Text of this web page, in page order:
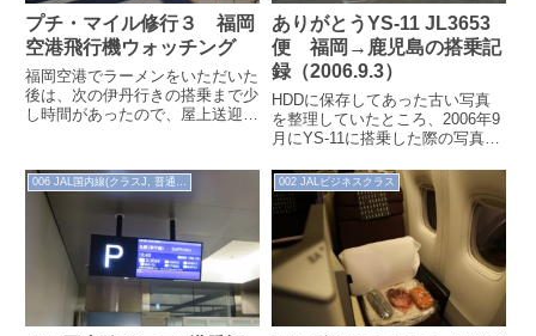
プチ・マイル修行３ 福岡
空港飛行機ウォッチング
福岡空港でラーメンをいただいた
後は、次の伊丹行きの搭乗まで少
し時間があったので、屋上送迎デ
ありがとうYS-11 JL3653
便 福岡→鹿児島の搭乗記
録（2006.9.3）
HDDに保存してあった古い写真
を整理していたところ、2006年9
月にYS-11に搭乗した際の写真が
戦後の初の国産旅客機として有...
002 JALビジネスクラス